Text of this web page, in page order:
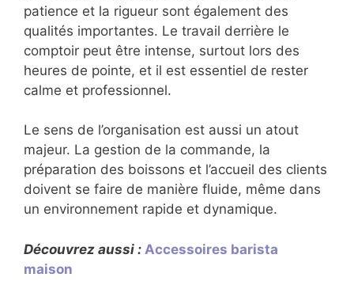
patience et la rigueur sont également des
qualités importantes. Le travail derrière le
comptoir peut être intense, surtout lors des
heures de pointe, et il est essentiel de rester
calme et professionnel.
Le sens de l’organisation est aussi un atout
majeur. La gestion de la commande, la
préparation des boissons et l’accueil des clients
doivent se faire de manière fluide, même dans
un environnement rapide et dynamique.
Découvrez aussi : Accessoires barista
maison